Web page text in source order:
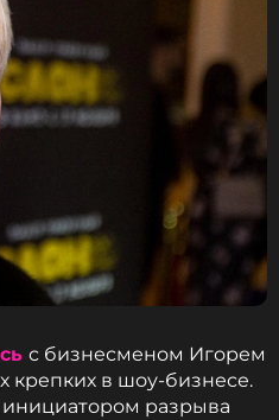
с бизнесменом Игорем
крепких в шоу-бизнесе.
разрыва